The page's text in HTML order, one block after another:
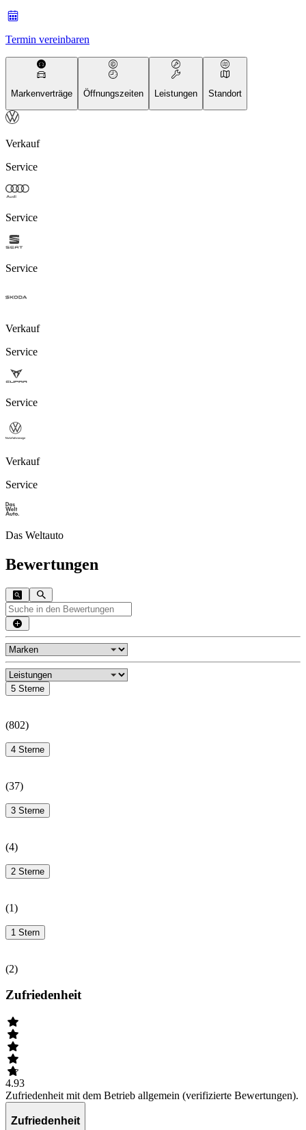
Termin vereinbaren
Markenverträge Öffnungszeiten Leistungen Standort
Verkauf
Service
Service
Service
Verkauf
Service
Service
Verkauf
Service
Das Weltauto
Bewertungen
5 Sterne
(802)
4 Sterne
(37)
3 Sterne
(4)
2 Sterne
(1)
1 Stern
(2)
Zufriedenheit
4.93
Zufriedenheit mit dem Betrieb allgemein (verifizierte Bewertungen).
Zufriedenheit